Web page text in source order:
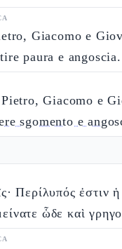
Giacomo e
paura e angoscia.
Giacomo e
sgomento e
Περίλυπός ἐστιν
ὧδε καὶ